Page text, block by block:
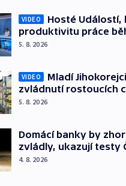
VIDEO
Hosté Událostí,
produktivitu práce
5. 8. 2026
VIDEO
Mladí
zvládnutí rostoucích
5. 8. 2026
Domácí banky by
zvládly, ukazují testy
4. 8. 2026